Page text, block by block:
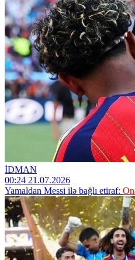
İDMAN
00:24 21.07.2026
Yamaldan Messi ilə bağlı etiraf: